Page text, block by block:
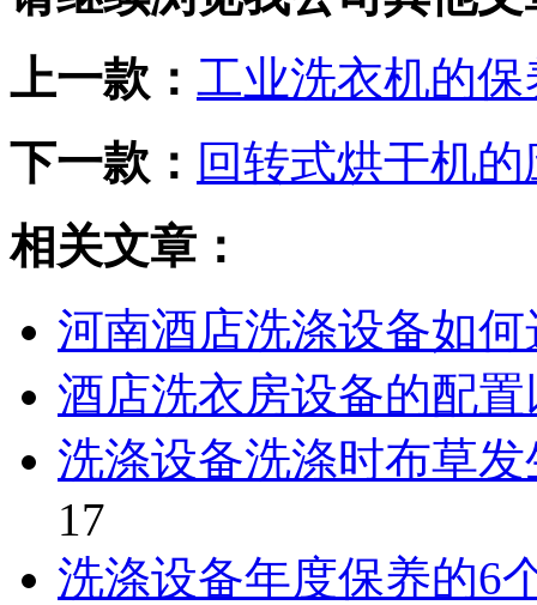
上一款： 工业洗衣机的保
下一款： 回转式烘干机
相关文章：
河南酒店洗涤设备如何
酒店洗衣房设备的配
洗涤设备洗涤时布草
17
洗涤设备年度保养的6